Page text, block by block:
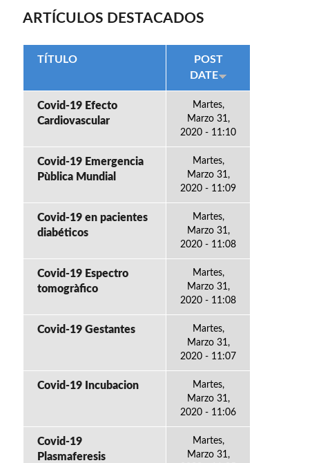
ARTÍCULOS DESTACADOS
TÍTULO
POST
DATE
Covid-19 Efecto
Cardiovascular
Martes,
Marzo 31,
2020 - 11:10
Covid-19 Emergencia
Pùblica Mundial
Martes,
Marzo 31,
2020 - 11:09
Covid-19 en pacientes
diabéticos
Martes,
Marzo 31,
2020 - 11:08
Covid-19 Espectro
tomogràfico
Martes,
Marzo 31,
2020 - 11:08
Covid-19 Gestantes
Martes,
Marzo 31,
2020 - 11:07
Covid-19 Incubacion
Martes,
Marzo 31,
2020 - 11:06
Covid-19
Plasmaferesis
Martes,
Marzo 31,